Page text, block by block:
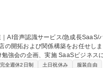
開拓および関係構築をお任せし
ネスにおけるパートナーセール
ます。販売戦略の共有や代理店開
完全週休2日制 土日祝休み 服装自由